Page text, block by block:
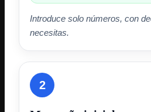
Introduce solo números, con
necesitas.
2